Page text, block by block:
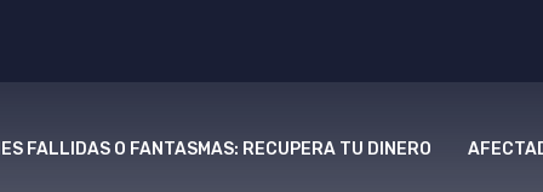
FALLIDAS O FANTASMAS: RECUPERA TU DINERO